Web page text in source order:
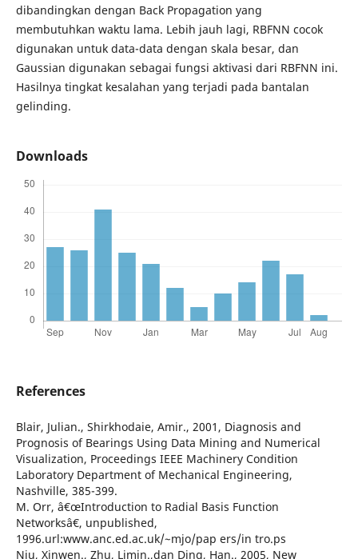
dibandingkan dengan Back Propagation yang
membutuhkan waktu lama. Lebih jauh lagi, RBFNN cocok
digunakan untuk data-data dengan skala besar, dan
Gaussian digunakan sebagai fungsi aktivasi dari RBFNN ini.
Hasilnya tingkat kesalahan yang terjadi pada bantalan
gelinding.
Downloads
References
Blair, Julian., Shirkhodaie, Amir., 2001, Diagnosis and
Prognosis of Bearings Using Data Mining and Numerical
Visualization, Proceedings IEEE Machinery Condition
Laboratory Department of Mechanical Engineering,
Nashville, 385-399.
M. Orr, â€œIntroduction to Radial Basis Function
Networksâ€, unpublished,
1996.url:www.anc.ed.ac.uk/~mjo/pap ers/in tro.ps
Niu, Xinwen., Zhu, Limin.,dan Ding, Han., 2005, New